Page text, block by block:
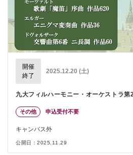
開催
終了
2025.12.20 (土)
九大フィルハーモニー・オーケストラ
その他 申込受付不要
キャンパス外
公開日：2025.11.29